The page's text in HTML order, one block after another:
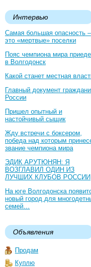
Интервью
Самая большая опасность –
это «мертвые» поселки
Пояс чемпиона мира
в Волгодонск
Какой станет местная
Главный документ
России
Пришел опытный и
настойчивый сыщик
Жду встречи с боксером,
победа над которым
звание чемпиона мира
ЭДИК АРУТЮНЯН: Я
ВОЗГЛАВИЛ ОДИН ИЗ
ЛУЧШИХ КЛУБОВ РОССИИ
На юге Волгодонска
новый город для
семей…
Объявления
Продам
Куплю